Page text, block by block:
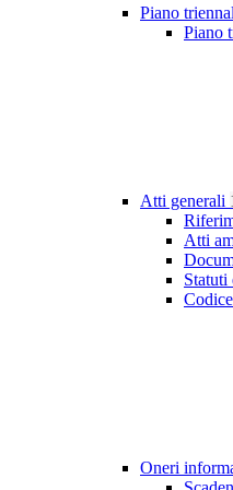
Piano
Piano
Atti generali
Atti
Statuti
Oneri